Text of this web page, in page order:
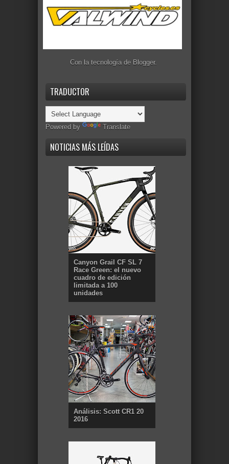
Con la tecnología de Blogger.
TRADUCTOR
Powered by Translate
NOTICIAS MÁS LEÍDAS
Canyon Grail CF SL 7
Race Green: el nuevo
cuadro de edición
limitada a 100
unidades
Análisis: Scott CR1 20
2016